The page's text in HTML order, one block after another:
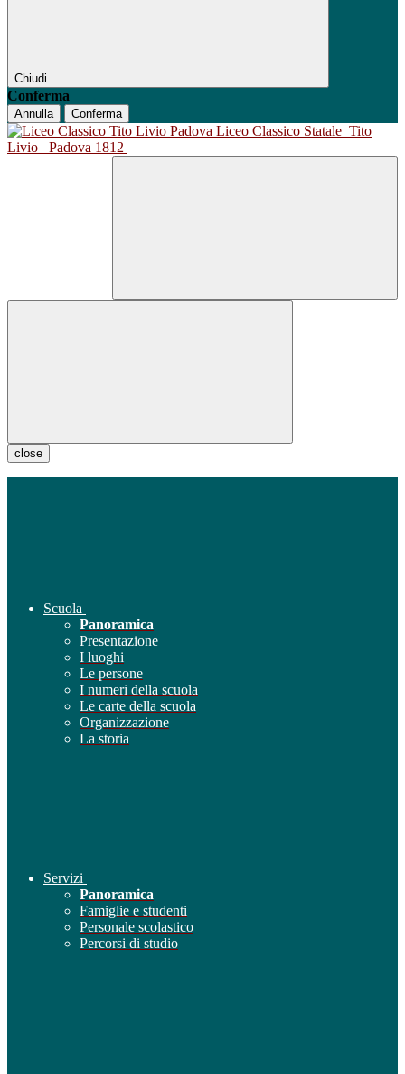
Chiudi
Conferma
Annulla Conferma
Liceo Classico Statale Tito
Livio
Padova 1812
close
Scuola
Panoramica
Presentazione
I luoghi
Le persone
I numeri della scuola
Le carte della scuola
Organizzazione
La storia
Servizi
Panoramica
Famiglie e studenti
Personale scolastico
Percorsi di studio